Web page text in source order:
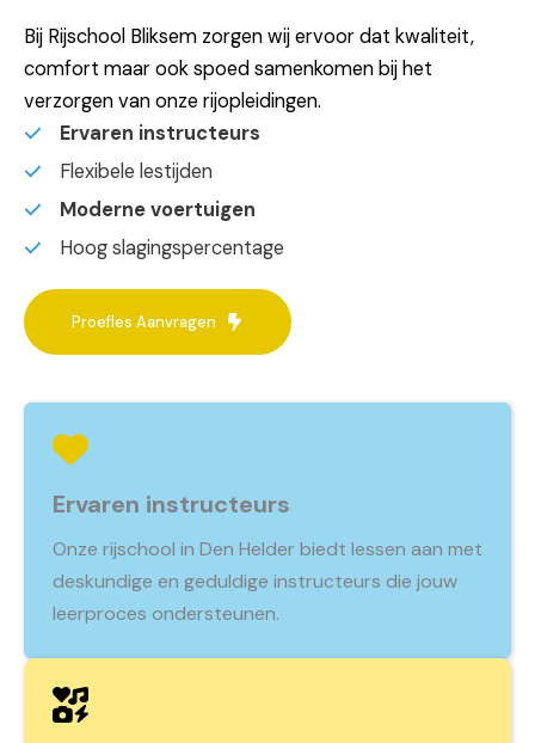
Bij Rijschool Bliksem zorgen wij ervoor dat kwaliteit,
comfort maar ook spoed samenkomen bij het
verzorgen van onze rijopleidingen.
Ervaren instructeurs
Flexibele lestijden
Moderne voertuigen
Hoog slagingspercentage
Proefles Aanvragen
Ervaren instructeurs
Onze rijschool in Den Helder biedt lessen aan met
deskundige en geduldige instructeurs die jouw
leerproces ondersteunen.